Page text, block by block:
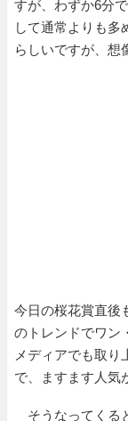
すが、わずか6分
して通常よりも多
らしいですが、想
今日の桜花賞直後
のトレンドでワン
メディアでも取り
で、ますます人気
そうなってくる